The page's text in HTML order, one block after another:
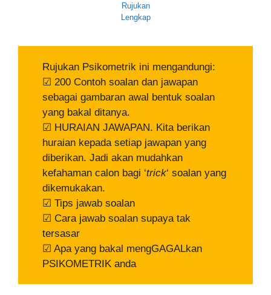
Rujukan
Lengkap
Rujukan Psikometrik ini mengandungi:
☑ 200 Contoh soalan dan jawapan
sebagai gambaran awal bentuk soalan
yang bakal ditanya.
☑ HURAIAN JAWAPAN. Kita berikan
huraian kepada setiap jawapan yang
diberikan. Jadi akan mudahkan
kefahaman calon bagi ‘trick‘ soalan yang
dikemukakan.
☑ Tips jawab soalan
☑ Cara jawab soalan supaya tak
tersasar
☑ Apa yang bakal mengGAGALkan
PSIKOMETRIK anda